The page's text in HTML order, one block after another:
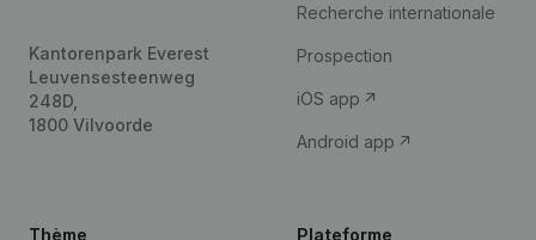
Kantorenpark Everest
Leuvensesteenweg
248D,
1800 Vilvoorde
Recherche internationale
Prospection
iOS app
Android app
Thème Plateforme